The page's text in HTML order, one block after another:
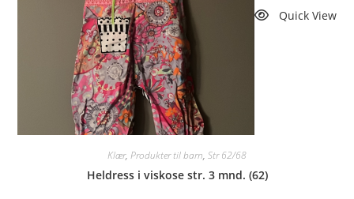
Quick View
Klær, Produkter til barn, Str 62/68
Heldress i viskose str. 3 mnd. (62)